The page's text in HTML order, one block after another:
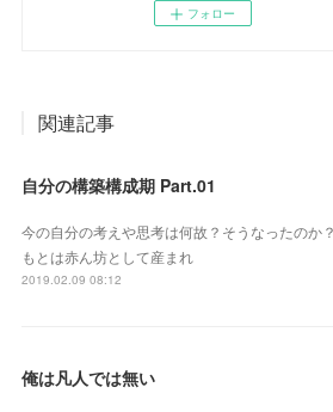
フォロー
関連記事
自分の構築構成期 Part.01
今の自分の考えや思考は何故？そうなったのか
もとは赤ん坊として産まれ
2019.02.09 08:12
俺は凡人では無い